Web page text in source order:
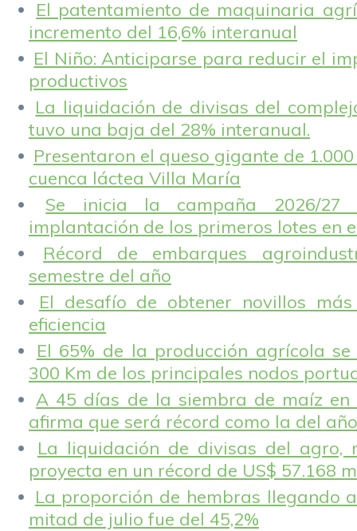
El patentamiento de maquinaria
incremento del 16,6% interanual
El Niño: Anticiparse para reducir el
productivos
La liquidación de divisas del
tuvo una baja del 28% interanual.
Presentaron el queso gigante de
cuenca láctea Villa María
Se inicia la campaña 2026/
implantación de los primeros lotes en
Récord de embarques
semestre del año
El desafío de obtener novillos
eficiencia
El 65% de la producción agrícola
300 Km de los principales nodos
A 45 días de la siembra de maíz en
afirma que será récord como la del
La liquidación de divisas del agro,
proyecta en un récord de US$ 57.168
La proporción de hembras llegando
mitad de julio fue del 45,2%